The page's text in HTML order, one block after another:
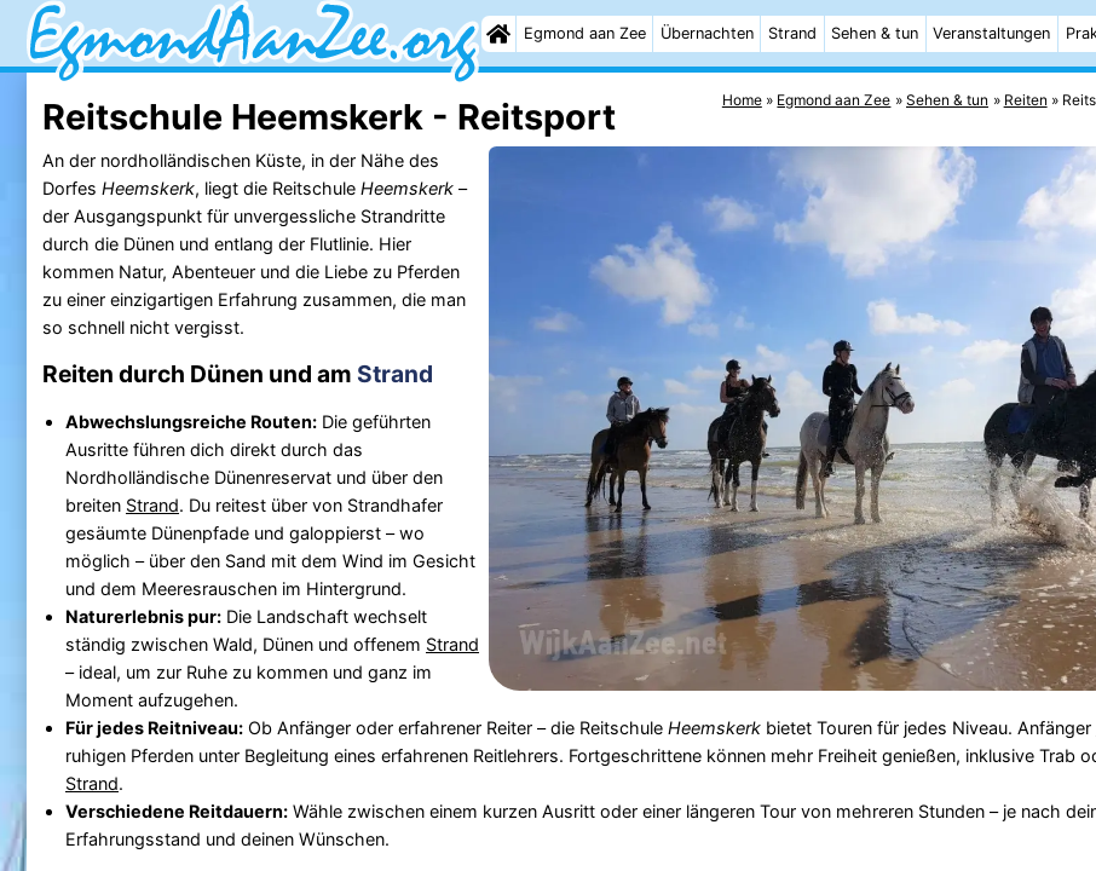
Egmond aan Zee Übernachten Strand Sehen & tun Veranstaltungen
Home Egmond aan Zee Sehen & tun Reiten
Reitschule Heemskerk - Reitsport
An der nordholländischen Küste, in der Nähe des
Dorfes Heemskerk, liegt die Reitschule Heemskerk–
der Ausgangspunkt für unvergessliche Strandritte
durch die Dünen und entlang der Flutlinie. Hier
kommen Natur, Abenteuer und die Liebe zu Pferden
zu einer einzigartigen Erfahrung zusammen, die man
so schnell nicht vergisst.
Reiten durch Dünen und am Strand
Abwechslungsreiche Routen:Die geführten
Ausritte führen dich direkt durch das
Nordholländische Dünenreservat und über den
breiten Strand. Du reitest über von Strandhafer
gesäumte Dünenpfade und galoppierst – wo
möglich – über den Sand mit dem Wind im Gesicht
und dem Meeresrauschen im Hintergrund.
Naturerlebnis pur:Die Landschaft wechselt
ständig zwischen Wald, Dünen und offenem Strand
– ideal, um zur Ruhe zu kommen und ganz im
Moment aufzugehen.
Für jedes Reitniveau:Ob Anfänger oder erfahrener Reiter – die Reitschule Heemskerkbietet Touren für jedes Niveau. Anfänger
ruhigen Pferden unter Begleitung eines erfahrenen Reitlehrers. Fortgeschrittene können mehr Freiheit genießen, inklusive Trab
Strand.
Verschiedene Reitdauern:Wähle zwischen einem kurzen Ausritt oder einer längeren Tour von mehreren Stunden – je nach
Erfahrungsstand und deinen Wünschen.